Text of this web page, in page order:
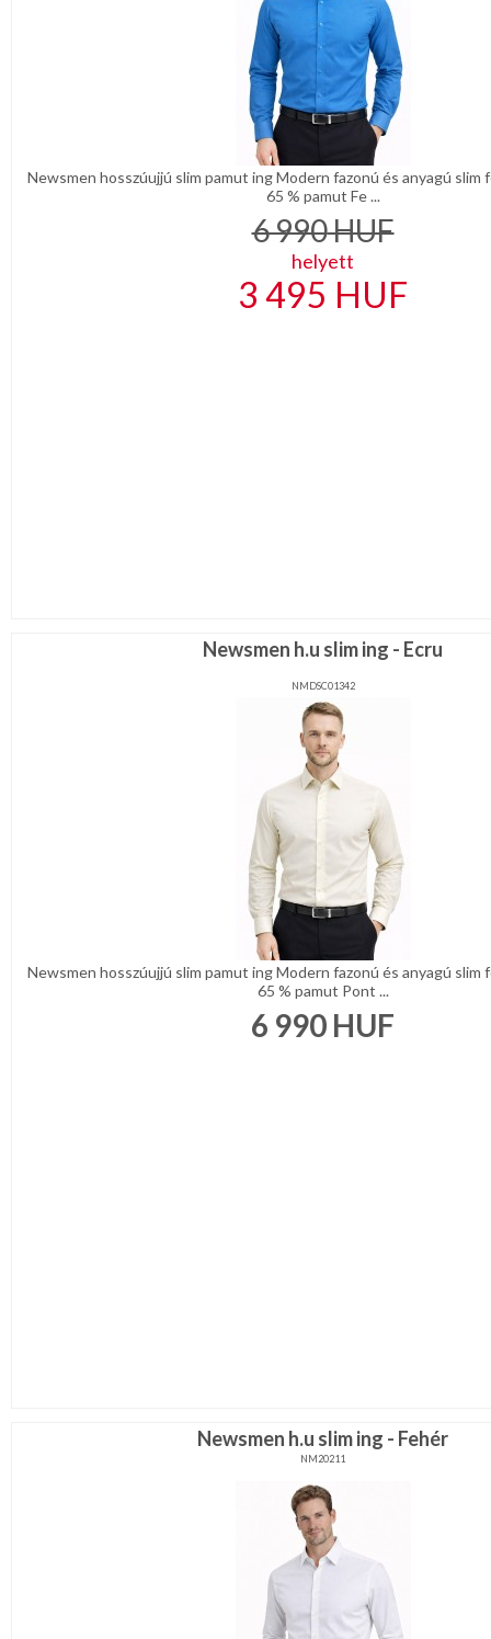
Newsmen hosszúujjú slim pamut ing Modern fazonú és anyagú slim
65 % pamut Fe ...
6 990HUF
helyett
3 495 HUF
Newsmen h.u slim ing - Ecru
NMDSC01342
Newsmen hosszúujjú slim pamut ing Modern fazonú és anyagú slim
65 % pamut Pont ...
6 990 HUF
Newsmen h.u slim ing - Fehér
NM20211